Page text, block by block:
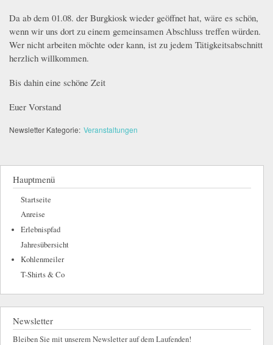
Da ab dem 01.08. der Burgkiosk wieder geöffnet hat, wäre es schön,
wenn wir uns dort zu einem gemeinsamen Abschluss treffen würden.
Wer nicht arbeiten möchte oder kann, ist zu jedem Tätigkeitsabschnitt
herzlich willkommen.
Bis dahin eine schöne Zeit
Euer Vorstand
Newsletter Kategorie: Veranstaltungen
Hauptmenü
Startseite
Anreise
Erlebnispfad
Jahresübersicht
Kohlenmeiler
T-Shirts & Co
Newsletter
Bleiben Sie mit unserem Newsletter auf dem Laufenden!